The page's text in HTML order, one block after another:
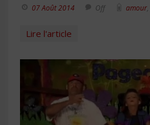
07 Août 2014 Off amour
Lire l'article